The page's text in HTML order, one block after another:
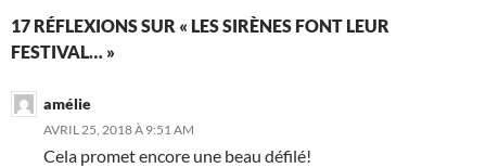
17 RÉFLEXIONS SUR « LES SIRÈNES FONT LEUR
FESTIVAL… »
amélie
AVRIL 25, 2018 À 9:51 AM
Cela promet encore une beau défilé!